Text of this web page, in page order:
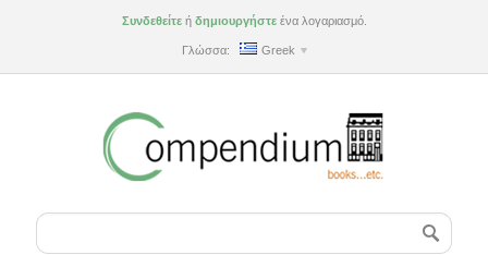
Συνδεθείτεή δημιουργήστεένα λογαριασμό.
Γλώσσα: Greek